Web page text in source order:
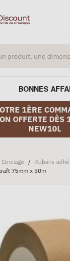
BONNES
1ÈRE
OFFERTE DÈS
NEW10L
/ Rubans
75mm x 50m